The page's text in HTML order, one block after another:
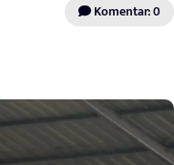
Komentar: 0